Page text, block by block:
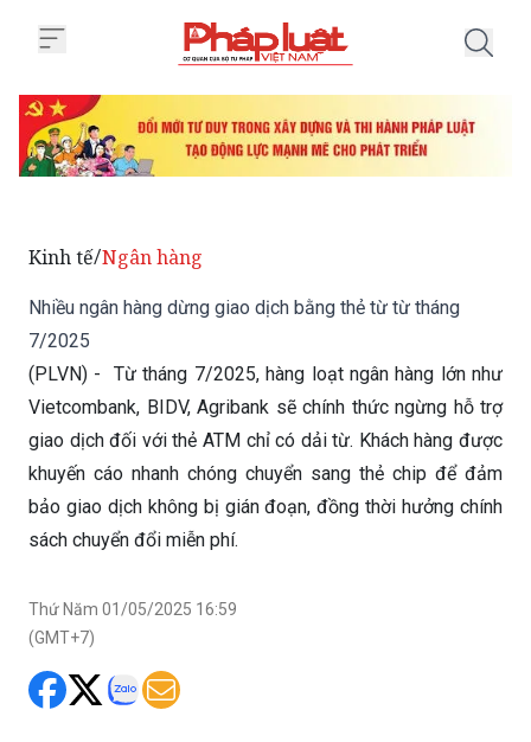
Kinh tế/Ngân hàng
Nhiều ngân hàng dừng giao dịch bằng thẻ từ từ tháng
7/2025
(PLVN) - Từ tháng 7/2025, hàng loạt ngân hàng lớn như
Vietcombank, BIDV, Agribank sẽ chính thức ngừng hỗ trợ
giao dịch đối với thẻ ATM chỉ có dải từ. Khách hàng được
khuyến cáo nhanh chóng chuyển sang thẻ chip để đảm
bảo giao dịch không bị gián đoạn, đồng thời hưởng chính
sách chuyển đổi miễn phí.
Thứ Năm 01/05/2025 16:59
(GMT+7)